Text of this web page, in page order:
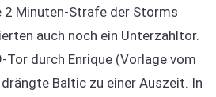
2 Minuten-Strafe der Storms
auch noch ein Unterzahltor.
Tor durch Enrique (Vorlage vom
Baltic zu einer Auszeit. In